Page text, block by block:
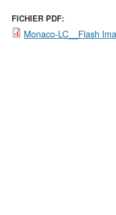
FICHIER PDF:
Monaco-LC__Flash